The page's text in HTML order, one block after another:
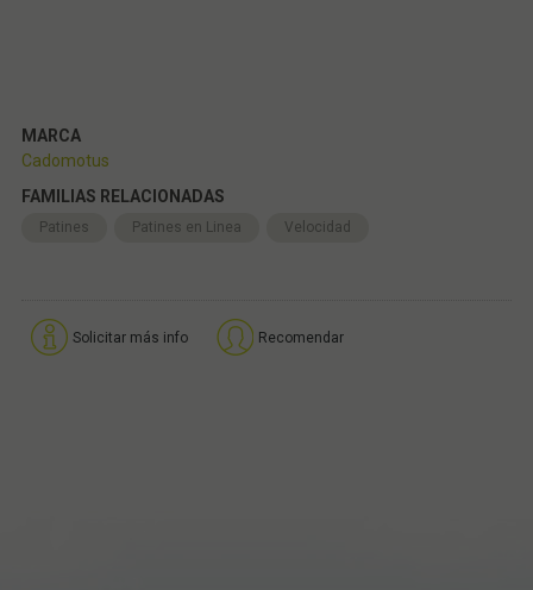
MARCA
Cadomotus
FAMILIAS RELACIONADAS
Patines Patines en Linea Velocidad
Solicitar más info Recomendar